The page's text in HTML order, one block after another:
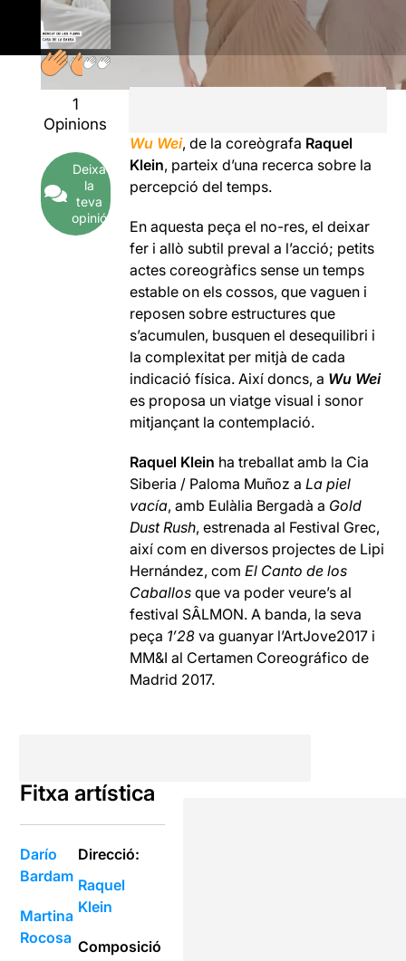
1
Opinions
Deixa
la
teva
opinió
Wu Wei, de la coreògrafa Raquel
Klein, parteix d’una recerca sobre la
percepció del temps.
En aquesta peça el no-res, el deixar
fer i allò subtil preval a l’acció; petits
actes coreogràfics sense un temps
estable on els cossos, que vaguen i
reposen sobre estructures que
s’acumulen, busquen el desequilibri i
la complexitat per mitjà de cada
indicació física. Així doncs, a Wu Wei
es proposa un viatge visual i sonor
mitjançant la contemplació.
Raquel Klein ha treballat amb la Cia
Siberia / Paloma Muñoz aLa piel
vacía, amb Eulàlia Bergadà a Gold
Dust Rush, estrenada al Festival Grec,
així com en diversos projectes de Lipi
Hernández, comEl Canto de los
Caballos que va poder veure’s al
festival SÂLMON. A banda, la seva
peça 1’28va guanyar l’ArtJove2017 i
MM&I al Certamen Coreográfico de
Madrid 2017.
Fitxa artística
Darío
Bardam
Martina
Rocosa
Direcció:
Raquel
Klein
Composició